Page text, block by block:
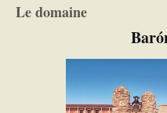
Le domaine